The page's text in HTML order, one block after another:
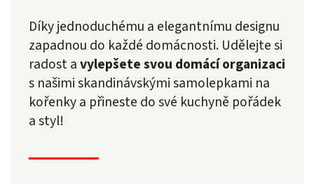
Díky jednoduchému a elegantnímu designu
zapadnou do každé domácnosti. Udělejte si
radost avylepšete svou domácí organizaci
s našimi skandinávskými samolepkami na
kořenky a přineste do své kuchyně pořádek
a styl!